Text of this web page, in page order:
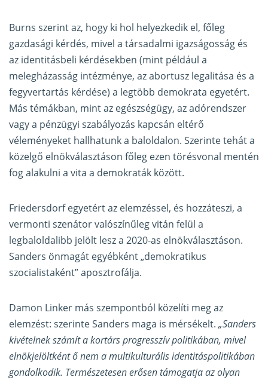
Burns szerint az, hogy ki hol helyezkedik el, főleg
gazdasági kérdés, mivel a társadalmi igazságosság és
az identitásbeli kérdésekben (mint például a
melegházasság intézménye, az abortusz legalitása és a
fegyvertartás kérdése) a legtöbb demokrata egyetért.
Más témákban, mint az egészségügy, az adórendszer
vagy a pénzügyi szabályozás kapcsán eltérő
véleményeket hallhatunk a baloldalon. Szerinte tehát a
közelgő elnökválasztáson főleg ezen törésvonal mentén
fog alakulni a vita a demokraták között.
Friedersdorf egyetért az elemzéssel, és hozzáteszi, a
vermonti szenátor valószínűleg vitán felül a
legbaloldalibb jelölt lesz a 2020-as elnökválasztáson.
Sanders önmagát egyébként „demokratikus
szocialistaként” aposztrofálja.
Damon Linker más szempontból közelíti meg az
elemzést: szerinte Sanders maga is mérsékelt. „Sanders
kivételnek számít a kortárs progresszív politikában, mivel
elnökjelöltként ő nem a multikulturális identitáspolitikában
gondolkodik. Természetesen erősen támogatja az olyan